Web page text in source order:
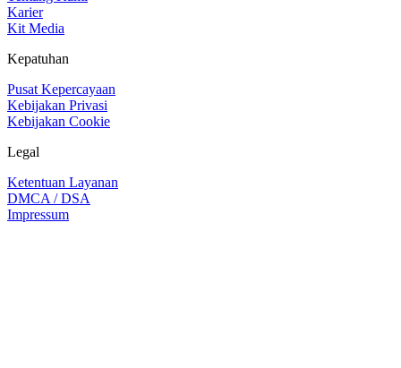
Karier
Kit Media
Kepatuhan
Pusat Kepercayaan
Kebijakan Privasi
Kebijakan Cookie
Legal
Ketentuan Layanan
DMCA / DSA
Impressum